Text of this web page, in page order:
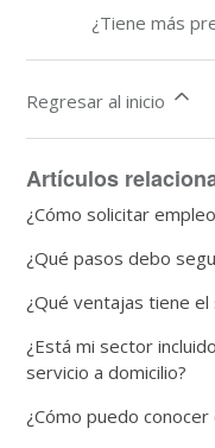
¿Tiene más
Regresar al inicio
Artículos
¿Cómo solicitar
¿Qué pasos debo
¿Qué ventajas tiene
¿Está mi sector
servicio a domicilio?
¿Cómo puedo